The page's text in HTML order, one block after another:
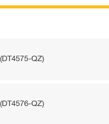
QZ)
QZ)